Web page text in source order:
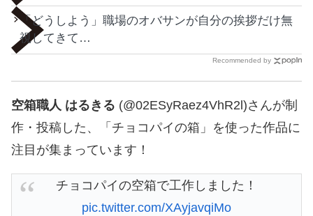
「どうしよう」職場のオバサンが自分の挨拶だけ無
視してきて…
Recommended by
空箱職人 はるきる (@02ESyRaez4VhR2l)さんが制
作・投稿した、「チョコパイの箱」を使った作品に
注目が集まっています！
チョコパイの空箱で工作しました！
pic.twitter.com/XAyjavqiMo